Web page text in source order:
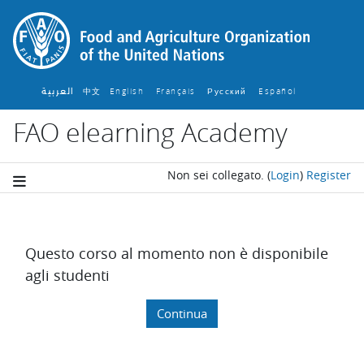
Vai al contenuto principale
العربية 中文 English ‎ Français ‎ Русский ‎ Español ‎
FAO elearning Academy
Non sei collegato. (Login) Register
Questo corso al momento non è disponibile
agli studenti
Continua